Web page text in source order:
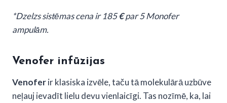
*Dzelzs sistēmas cena ir 185€par 5 Monofer
ampulām.
Venofer infūzijas
Venoferir klasiska izvēle, taču tā molekulārā uzbūve
neļauj ievadīt lielu devu vienlaicīgi. Tas nozīmē, ka, lai